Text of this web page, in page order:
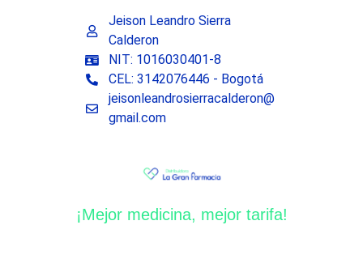
Jeison Leandro Sierra
Calderon
NIT: 1016030401-8
CEL: 3142076446 - Bogotá
jeisonleandrosierracalderon@
gmail.com
¡Mejor medicina, mejor tarifa!